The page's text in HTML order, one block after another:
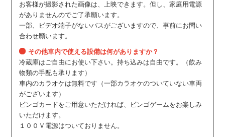
お客様が撮影された画像は、上映できます。但し、家庭用電源
がありませんのでご了承願います。
一部、ビデオ端子がないバスがございますので、事前にお問い
合わせ願います。
その他車内で使える設備は何がありますか？
冷蔵庫はご自由にお使い下さい。持ち込みは自由です。（飲み
物類の手配も承ります）
車内のカラオケは無料です（一部カラオケのついていない車両
がございます）
ビンゴカードをご用意いただければ、ビンゴゲームをお楽しみ
いただけます。
１００Ｖ電源はついておりません。